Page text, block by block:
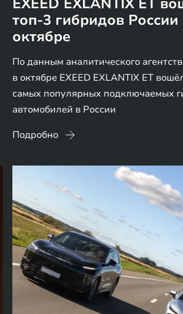
топ-3 гибридов России
октябре
По данным аналитического
в октябре EXEED EXLANTIX ET
самых популярных подключаемых
автомобилей в России
Подробно